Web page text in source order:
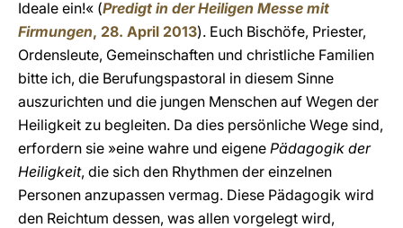
Ideale ein!« (Predigt in der Heiligen Messe mit
Firmungen, 28. April 2013). Euch Bischöfe, Priester,
Ordensleute, Gemeinschaften und christliche Familien
bitte ich, die Berufungspastoral in diesem Sinne
auszurichten und die jungen Menschen auf Wegen der
Heiligkeit zu begleiten. Da dies persönliche Wege sind,
erfordern sie »eine wahre und eigene Pädagogik der
Heiligkeit, die sich den Rhythmen der einzelnen
Personen anzupassen vermag. Diese Pädagogik wird
den Reichtum dessen, was allen vorgelegt wird,